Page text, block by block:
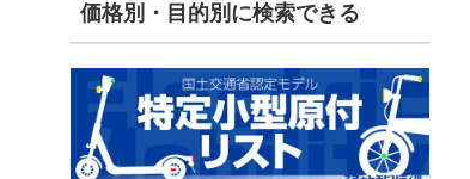
価格別・目的別に検索できる